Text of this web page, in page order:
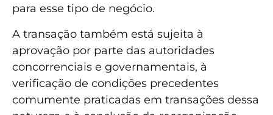
para esse tipo de negócio.
A transação também está sujeita à
aprovação por parte das autoridades
concorrenciais e governamentais, à
verificação de condições precedentes
comumente praticadas em transações dessa